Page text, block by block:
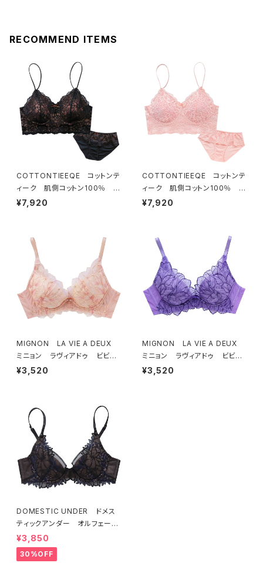
RECOMMEND ITEMS
COTTONTIEEQE コットンテ
ィーク 肌側コットン100％ ソ
フトブラ ＆ ショーツセット（ブラ
¥7,920
COTTONTIEEQE コットンテ
ィーク 肌側コットン100％ ソ
フトブラ ＆ ショーツセット（ピー
¥7,920
MIGNON LA VIE A DEUX
ミニョン ラヴィアドゥ ビビア
ーナ ブラジャー（ピーチ）M20
¥3,520
MIGNON LA VIE A DEUX
ミニョン ラヴィアドゥ ビビア
ーナ ブラジャー（ヴィオレッタ）
¥3,520
DOMESTIC UNDER ドメス
ティックアンダー オルフェーヴ
ル ブラジャー（ブラック）D225
4 送料無料
¥3,850
30%OFF